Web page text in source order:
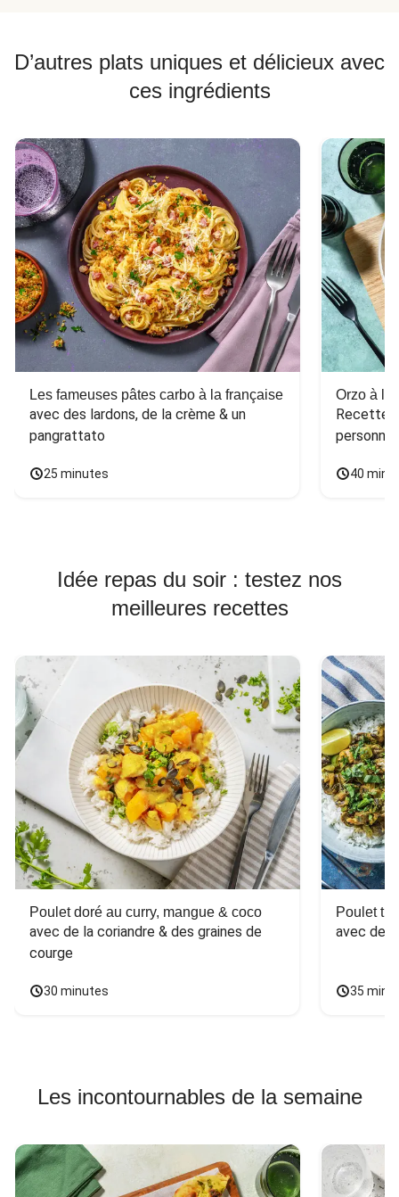
D’autres plats uniques et délicieux avec
ces ingrédients
Les fameuses pâtes carbo à la française
avec des lardons, de la crème & un
pangrattato
25 minutes
Orzo à
Recette
40
Idée repas du soir : testez nos
meilleures recettes
Poulet doré au curry, mangue & coco
avec de la coriandre & des graines de
courge
30 minutes
Poulet
avec des
35
Les incontournables de la semaine